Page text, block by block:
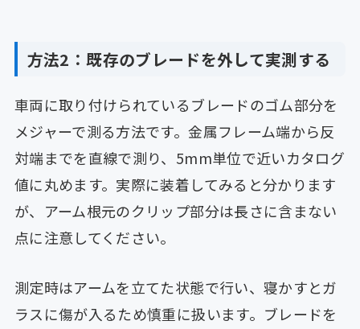
方法2：既存のブレードを外して実測する
車両に取り付けられているブレードのゴム部分を
メジャーで測る方法です。金属フレーム端から反
対端までを直線で測り、5mm単位で近いカタログ
値に丸めます。実際に装着してみると分かります
が、アーム根元のクリップ部分は長さに含まない
点に注意してください。
測定時はアームを立てた状態で行い、寝かすとガ
ラスに傷が入るため慎重に扱います。ブレードを